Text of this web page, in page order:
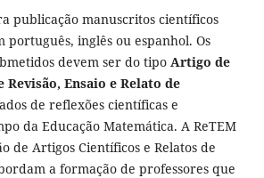
publicação manuscritos científicos
português, inglês ou espanhol. Os
devem ser do tipo Artigo de
Revisão, Ensaio e Relato de
de reflexões científicas e
da Educação Matemática. A ReTEM
de Artigos Científicos e Relatos de
a formação de professores que